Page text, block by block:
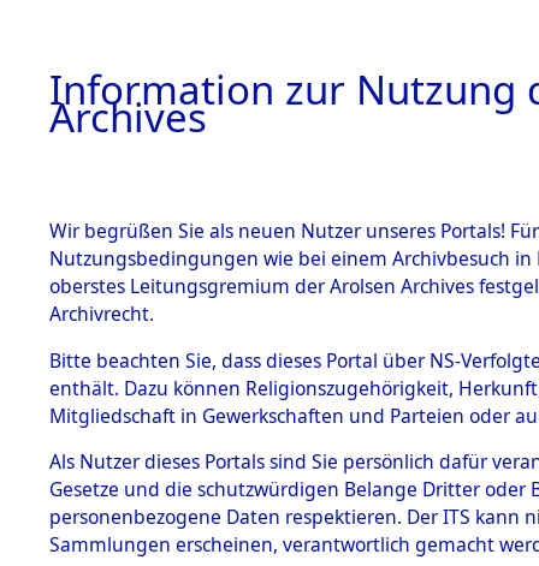
BESTÄNDE
1.
mente
5. Verschiedenes
5.3
Todesmärsche
0038
Information zur Nutzung
Archives
Wir begrüßen Sie als neuen Nutzer unseres Portals!
Nutzungsbedingungen wie bei einem Archivbesuch
oberstes Leitungsgremium der Arolsen Archives
Archivrecht.
Bitte beachten Sie, dass dieses Portal über NS-
enthält. Dazu können Religionszugehörigkeit,
Mitgliedschaft in Gewerkschaften und Parteien oder
Als Nutzer dieses Portals sind Sie persönlich dafür
Gesetze und die schutzwürdigen Belange Dritter
personenbezogene Daten respektieren. Der ITS
Sammlungen erscheinen, verantwortlich gemacht